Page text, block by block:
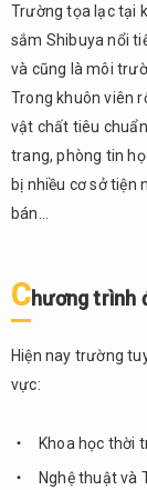
Trường tọa lạc tại
sắm Shibuya nổi
và cũng là môi
Trong khuôn viên
vật chất tiêu
trang, phòng tin
bị nhiều cơ sở tiện
bán…
Chương trình
Hiện nay trường
vực:
Khoa học thời
Nghệ thuật và